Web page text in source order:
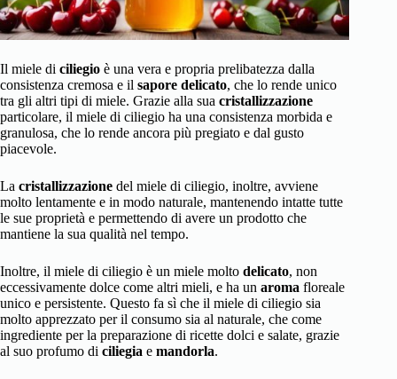
Il miele di ciliegio è una vera e propria prelibatezza dalla
consistenza cremosa e il sapore delicato, che lo rende unico
tra gli altri tipi di miele. Grazie alla sua cristallizzazione
particolare, il miele di ciliegio ha una consistenza morbida e
granulosa, che lo rende ancora più pregiato e dal gusto
piacevole.
La cristallizzazione del miele di ciliegio, inoltre, avviene
molto lentamente e in modo naturale, mantenendo intatte tutte
le sue proprietà e permettendo di avere un prodotto che
mantiene la sua qualità nel tempo.
Inoltre, il miele di ciliegio è un miele molto delicato, non
eccessivamente dolce come altri mieli, e ha un aroma floreale
unico e persistente. Questo fa sì che il miele di ciliegio sia
molto apprezzato per il consumo sia al naturale, che come
ingrediente per la preparazione di ricette dolci e salate, grazie
al suo profumo di ciliegia e mandorla.